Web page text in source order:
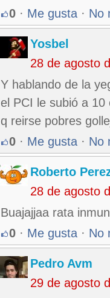
0 · Me gusta · No
Yosbel
28 de agosto
Y hablando de la
el PCI le subió a 10
q reirse pobres
0 · Me gusta · No
Roberto
28 de agosto
Buajajjaa rata
0 · Me gusta · No
Pedro Avm
29 de agosto